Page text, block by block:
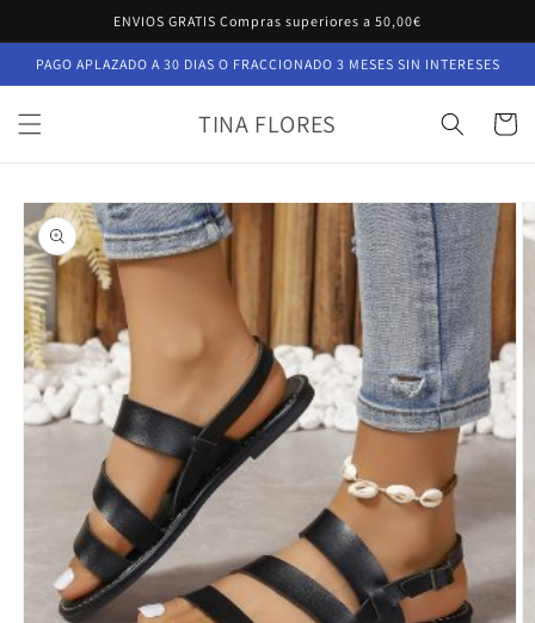
directamente
al contenido
ENVIOS GRATIS Compras superiores a 50,00€
PAGO APLAZADO A 30 DIAS O FRACCIONADO 3 MESES SIN INTERESES
TINA FLORES Carrito
directamente
a la
información
del producto